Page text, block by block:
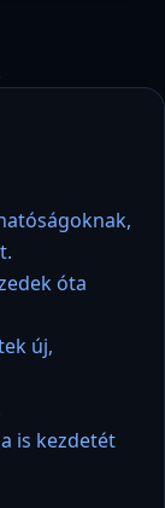
óta
új,
is kezdetét